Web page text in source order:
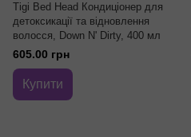
Tigi Bed Head Кондиціонер для
детоксикації та відновлення
волосся, Down N' Dirty, 400 мл
605.00 грн
Купити